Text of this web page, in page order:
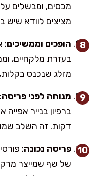
מציצים לוודא שיש
הופכים וממשיכים
מזלג שנכנס
מנוחה לפני פריסה
דקות. זה השלב
פריסה נכונה:
של שף שמייצר